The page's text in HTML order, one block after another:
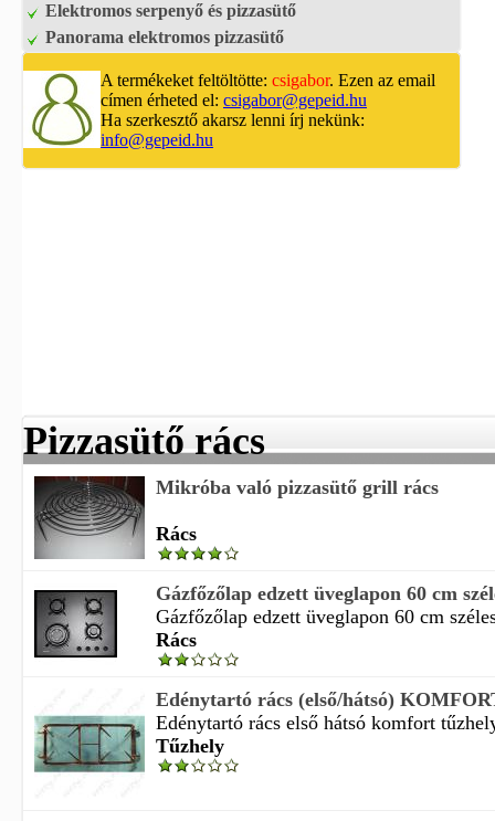
Elektromos serpenyő és pizzasütő
Panorama elektromos pizzasütő
A termékeket feltöltötte: csigabor. Ezen az email
címen érheted el: csigabor@gepeid.hu
Ha szerkesztő akarsz lenni írj nekünk:
info@gepeid.hu
Pizzasütő rács
Mikróba való pizzasütő grill rács
Rács
Gázfőzőlap edzett üveglapon 60 cm
Gázfőzőlap edzett üveglapon 60 cm
Rács
Edénytartó rács (első/hátsó)
Edénytartó rács első hátsó komfort
Tűzhely